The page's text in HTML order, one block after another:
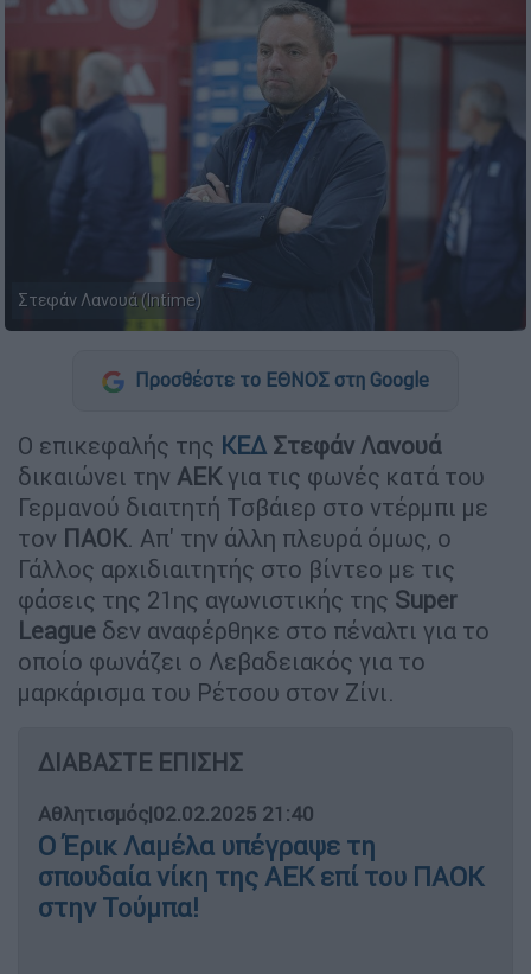
Στεφάν Λανουά (Intime)
Προσθέστε το ΕΘΝΟΣ στη Google
Ο επικεφαλής της ΚΕΔ Στεφάν Λανουά
δικαιώνει την ΑΕΚγια τις φωνές κατά του
Γερμανού διαιτητή Τσβάιερ στο ντέρμπι με
τον ΠΑΟΚ. Απ' την άλλη πλευρά όμως, ο
Γάλλος αρχιδιαιτητής στο βίντεο με τις
φάσεις της 21ης αγωνιστικής της Super
League δεν αναφέρθηκε στο πέναλτι για το
οποίο φωνάζει ο Λεβαδειακός για το
μαρκάρισμα του Ρέτσου στον Ζίνι.
ΔΙΑΒΑΣΤΕ ΕΠΙΣΗΣ
Αθλητισμός|02.02.2025 21:40
Ο Έρικ Λαμέλα υπέγραψε τη
σπουδαία νίκη της ΑΕΚ επί του ΠΑΟΚ
στην Τούμπα!